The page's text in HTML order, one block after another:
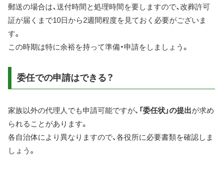
郵送の場合は、送付時間と処理時間を要しますので、改葬許可
証が届くまで10日から2週間程度を見ておく必要がございま
す。
この時期は特に余裕を持って準備・申請をしましょう。
委任での申請はできる？
家族以外の代理人でも申請可能ですが、 「委任状」の提出が求め
られることがあります。
各自治体により異なりますので、各役所に必要書類を確認しま
しょう。